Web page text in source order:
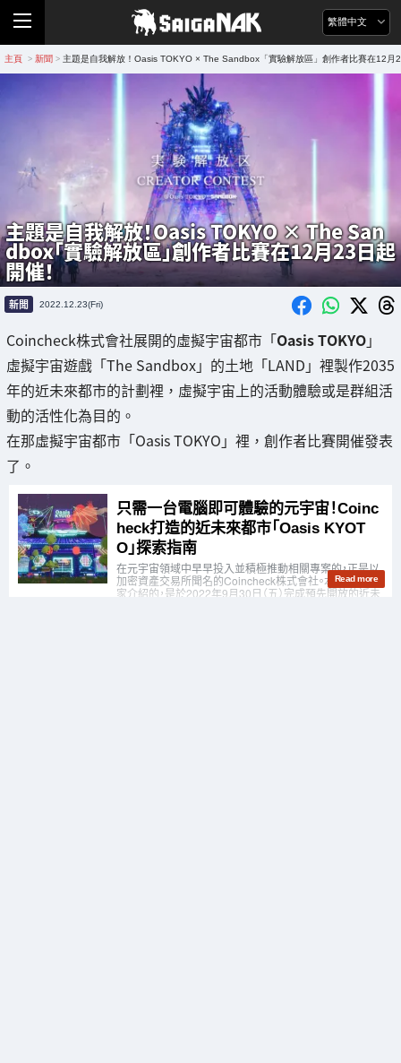
繁體中文
主頁 > 新聞 > 主題是自我解放！Oasis TOKYO × The Sandbox「實驗解放區」創作者比賽在12月
主題是自我解放！Oasis TOKYO × The San
dbox「實驗解放區」創作者比賽在12月23日起
開催！
新聞 2022.12.23(Fri)
Coincheck株式會社展開的虛擬宇宙都市「Oasis TOKYO」
虛擬宇宙遊戲「The Sandbox」的土地「LAND」裡製作2035
年的近未來都市的計劃裡，虛擬宇宙上的活動體驗或是群組活
動的活性化為目的。
在那虛擬宇宙都市「Oasis TOKYO」裡，創作者比賽開催發表
了。